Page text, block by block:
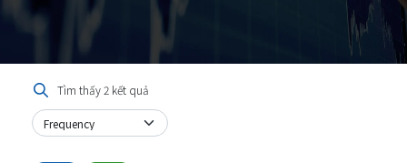
Tìm thấy 2 kết quả